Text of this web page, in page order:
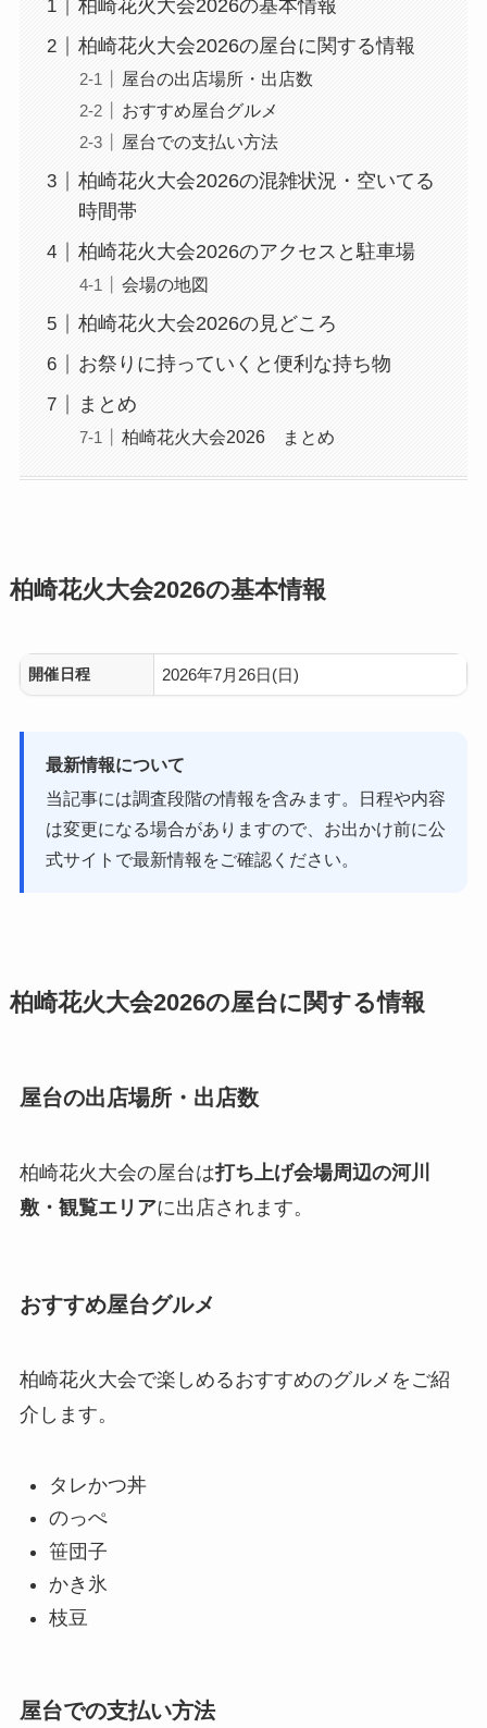
柏崎花火大会2026の基本情報
柏崎花火大会2026の屋台に関する情報
屋台の出店場所・出店数
おすすめ屋台グルメ
屋台での支払い方法
柏崎花火大会2026の混雑状況・空いてる
時間帯
柏崎花火大会2026のアクセスと駐車場
会場の地図
柏崎花火大会2026の見どころ
お祭りに持っていくと便利な持ち物
まとめ
柏崎花火大会2026 まとめ
柏崎花火大会2026の基本情報
開催日程 2026年7月26日(日)
最新情報について
当記事には調査段階の情報を含みます。日程や内容
は変更になる場合がありますので、お出かけ前に公
式サイトで最新情報をご確認ください。
柏崎花火大会2026の屋台に関する情報
屋台の出店場所・出店数
柏崎花火大会の屋台は打ち上げ会場周辺の河川
敷・観覧エリアに出店されます。
おすすめ屋台グルメ
柏崎花火大会で楽しめるおすすめのグルメをご紹
介します。
タレかつ丼
のっぺ
笹団子
かき氷
枝豆
屋台での支払い方法